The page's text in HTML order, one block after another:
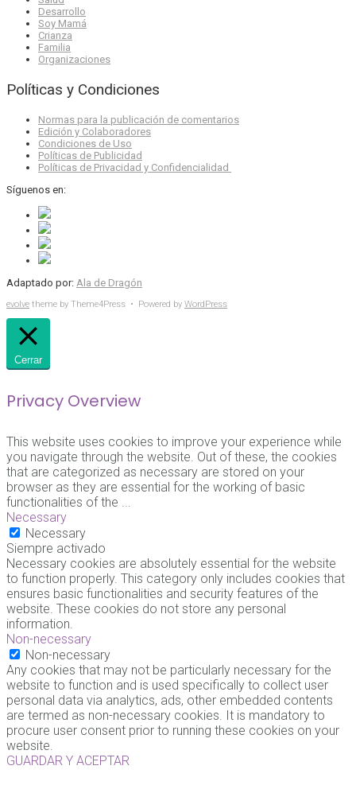
Desarrollo
Soy Mamá
Crianza
Familia
Organizaciones
Políticas y Condiciones
Normas para la publicación de comentarios
Edición y Colaboradores
Condiciones de Uso
Políticas de Publicidad
Políticas de Privacidad y Confidencialidad
Síguenos en:
Adaptado por: Ala de Dragón
evolve theme by Theme4Press • Powered by WordPress
Cerrar
Privacy Overview
This website uses cookies to improve your experience while
you navigate through the website. Out of these, the cookies
that are categorized as necessary are stored on your
browser as they are essential for the working of basic
functionalities of the ...
Necessary
Necessary
Siempre activado
Necessary cookies are absolutely essential for the website
to function properly. This category only includes cookies that
ensures basic functionalities and security features of the
website. These cookies do not store any personal
information.
Non-necessary
Non-necessary
Any cookies that may not be particularly necessary for the
website to function and is used specifically to collect user
personal data via analytics, ads, other embedded contents
are termed as non-necessary cookies. It is mandatory to
procure user consent prior to running these cookies on your
website.
GUARDAR Y ACEPTAR